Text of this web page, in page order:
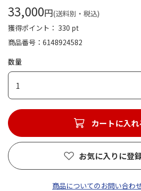
33,000円(送料別・税込)
獲得ポイント： 330 pt
商品番号
6148924582
数量
1
カートに入れ
お気に入りに登
商品についてのお問い合わ